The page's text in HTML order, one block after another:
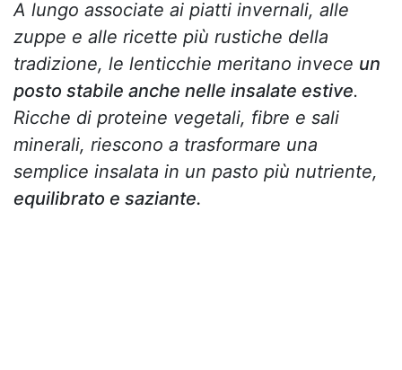
A lungo associate ai piatti invernali, alle
zuppe e alle ricette più rustiche della
tradizione, le lenticchie meritano invece un
posto stabile anche nelle insalate estive.
Ricche di proteine vegetali, fibre e sali
minerali, riescono a trasformare una
semplice insalata in un pasto più nutriente,
equilibrato e saziante.